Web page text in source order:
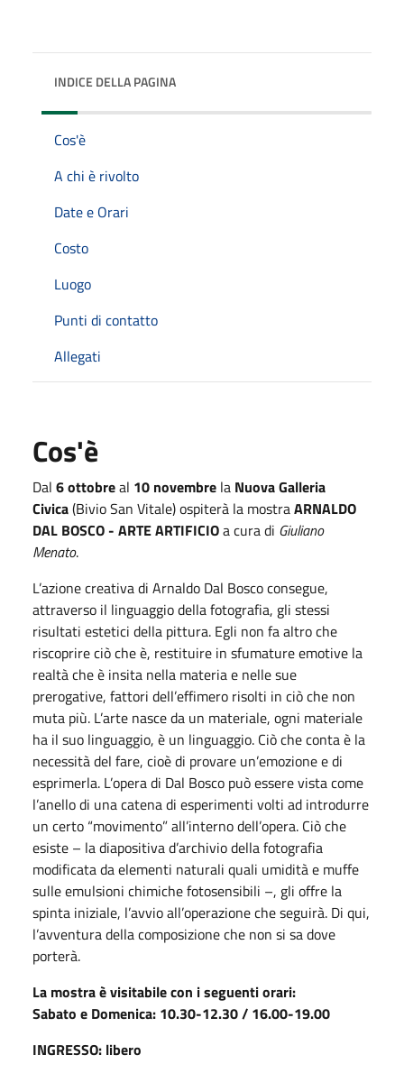
INDICE DELLA PAGINA
Cos'è
A chi è rivolto
Date e Orari
Costo
Luogo
Punti di contatto
Allegati
Cos'è
Dal 6 ottobreal 10 novembre la Nuova Galleria
Civica(Bivio San Vitale) ospiterà la mostraARNALDO
DAL BOSCO - ARTE ARTIFICIOa cura di Giuliano
Menato.
L’azione creativa di Arnaldo Dal Bosco consegue,
attraverso il linguaggio della fotografia, gli stessi
risultati estetici della pittura. Egli non fa altro che
riscoprire ciò che è, restituire in sfumature emotive la
realtà che è insita nella materia e nelle sue
prerogative, fattori dell’effimero risolti in ciò che non
muta più. L’arte nasce da un materiale, ogni materiale
ha il suo linguaggio, è un linguaggio. Ciò che conta è la
necessità del fare, cioè di provare un’emozione e di
esprimerla. L’opera di Dal Bosco può essere vista come
l’anello di una catena di esperimenti volti ad introdurre
un certo “movimento” all’interno dell’opera. Ciò che
esiste – la diapositiva d’archivio della fotografia
modificata da elementi naturali quali umidità e muffe
sulle emulsioni chimiche fotosensibili –, gli offre la
spinta iniziale, l’avvio all’operazione che seguirà. Di qui,
l’avventura della composizione che non si sa dove
porterà.
La mostra è visitabile con i seguenti orari:
Sabato e Domenica: 10.30-12.30 / 16.00-19.00
INGRESSO: libero